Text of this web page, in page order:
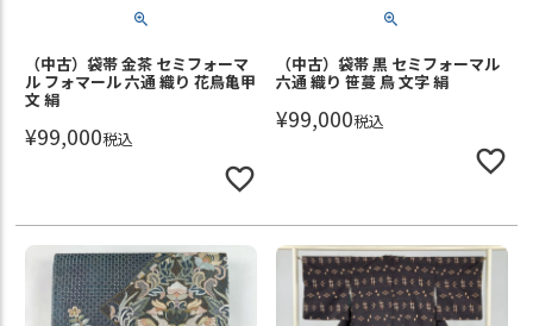
（中古）袋帯 金茶 セミフォーマ
ル フォマール 六通 織り 花鳥亀甲
文 絹
¥99,000税込
（中古）袋帯 黒 セミフォーマル
六通 織り 笹蔓 鳥 文字 絹
¥99,000税込